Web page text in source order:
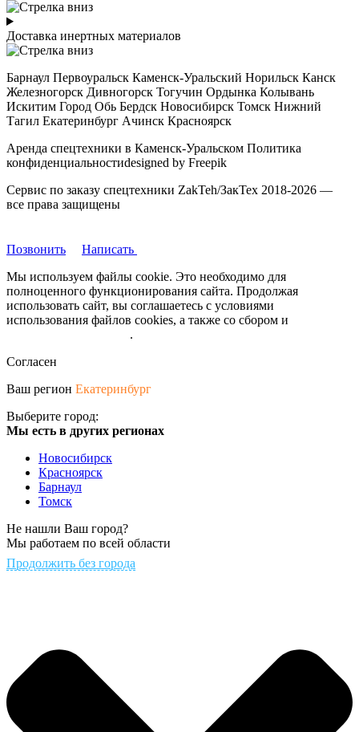
Доставка инертных материалов
Барнаул Первоуральск Каменск-Уральский Норильск Канск
Железногорск Дивногорск Тогучин Ордынка Колывань
Искитим Город Обь Бердск Новосибирск Томск Нижний
Тагил Екатеринбург Ачинск Красноярск
Аренда спецтехники в Каменск-Уральском Политика
конфиденциальностиdesigned by Freepik
Сервис по заказу спецтехники ZakTeh/ЗакТех 2018-2026 —
все права защищены
Позвонить
Написать
Мы используем файлы cookie. Это необходимо для
полноценного функционирования сайта. Продолжая
использовать сайт, вы соглашаетесь с условиями
использования файлов cookies, а также со сбором и
.
Согласен
Ваш регион Екатеринбург
Выберите город:
Мы есть в других регионах
Новосибирск
Красноярск
Барнаул
Томск
Не нашли Ваш город?
Мы работаем по всей области
Продолжить без города